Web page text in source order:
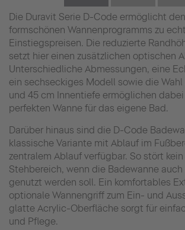
Die Duravit Serie D-Code ermöglicht
formschönen Wannenprogramms zu
Einstiegspreisen. Die reduzierte
setzt hier einen zusätzlichen optischen
Unterschiedliche Abmessungen, eine
ein sechseckiges Modell sowie die
und 45 cm Innentiefe ermöglichen
perfekten Wanne für das eigene Bad.
Darüber hinaus sind die D-Code
klassische Variante mit Ablauf im
zentralem Ablauf verfügbar. So stört
Stehbereich, wenn die Badewanne auch
genutzt werden soll. Ein komfortables
optionale Wannengriff zum Ein- und
glatte Acrylic-Oberfläche sorgt für
und Pflege.